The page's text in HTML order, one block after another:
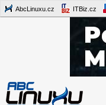
AbcLinuxu.cz ITBiz.cz